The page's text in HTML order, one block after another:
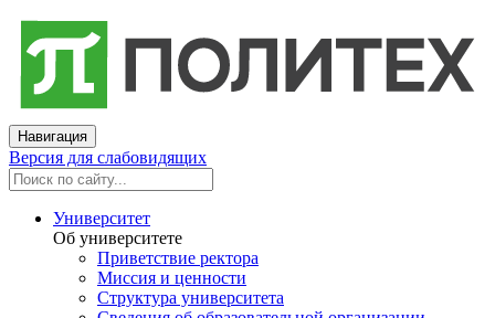
Навигация
Версия для слабовидящих
Университет
Об университете
Приветствие ректора
Миссия и ценности
Структура университета